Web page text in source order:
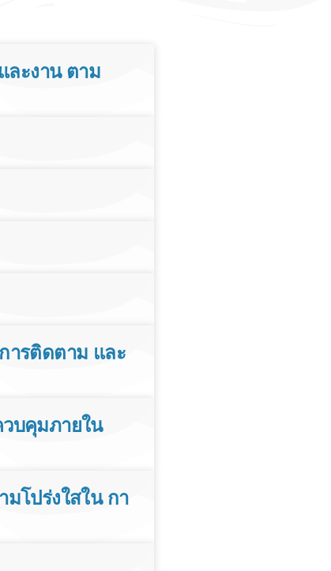
ละงาน ตาม
ารติดตาม และ
วบคุมภายใน
โปร่งใสใน กา